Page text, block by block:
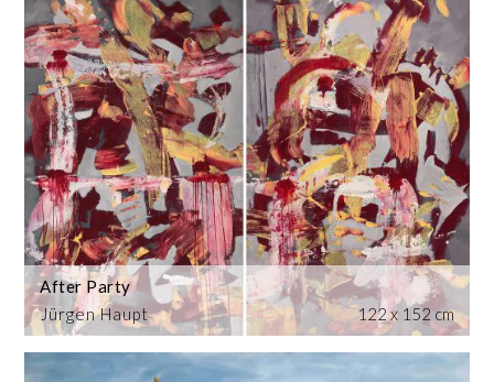
Jürgen Haupt
After Party
122 x 152 cm